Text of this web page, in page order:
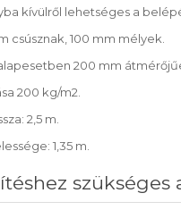
kívülről lehetséges a
csúsznak, 100 mm mélyek.
200 mm
200 kg/m2.
2,5 m.
1,35 m.
szükséges